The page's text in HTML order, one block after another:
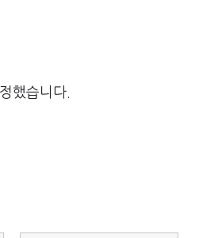
했습니다.